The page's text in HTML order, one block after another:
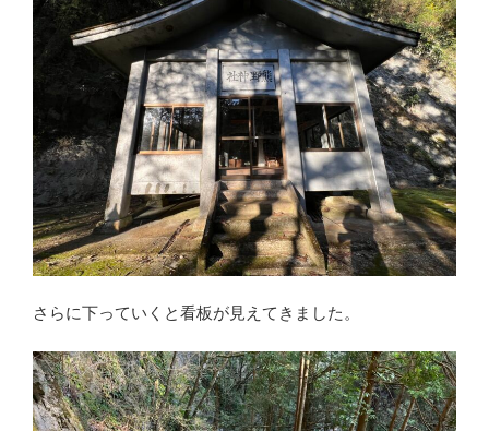
さらに下っていくと看板が見えてきました。